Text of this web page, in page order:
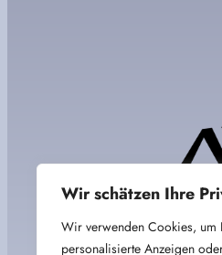
Wir schätzen Ihre
Wir verwenden Cookies, um
personalisierte Anzeigen